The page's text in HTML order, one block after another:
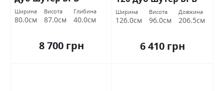
Україна
Ширина
80.0см
Висота
87.0см
Глибина
40.0см
8 700 грн
Україна
Ширина
126.0см
Висота
96.0см
Довжина
206.5см
6 410 грн